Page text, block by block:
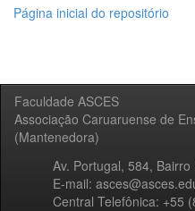
Página inicial do repositório
Faculdade ASCES
Associação Caruaruense de
(Mantenedora)
Av. Portugal, 584,
E-mail:
Central Telefônica: +55